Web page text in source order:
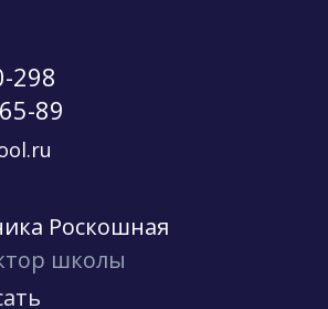
298
89
Роскошная
школы